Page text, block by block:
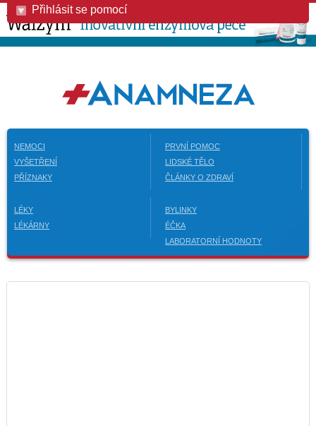
Přihlásit se pomocí
NEMOCI
VYŠETŘENÍ
PŘÍZNAKY
PRVNÍ POMOC
LIDSKÉ TĚLO
ČLÁNKY O ZDRAVÍ
LÉKY
LÉKÁRNY
BYLINKY
ÉČKA
LABORATORNÍ HODNOTY